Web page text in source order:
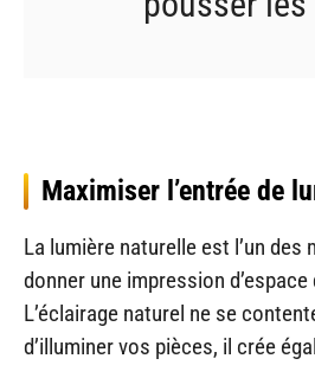
Maximiser l’entrée de
La lumière naturelle est l’un des
donner une impression
L’éclairage naturel ne se
d’illuminer vos pièces, il crée